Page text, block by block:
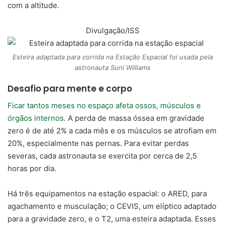
com a altitude.
Divulgação/ISS
Esteira adaptada para corrida na Estação Espacial foi usada pela
astronauta Suni Williams
Desafio para mente e corpo
Ficar tantos meses no espaço afeta ossos, músculos e
órgãos internos. A perda de massa óssea em gravidade
zero é de até 2% a cada mês e os músculos se atrofiam em
20%, especialmente nas pernas. Para evitar perdas
severas, cada astronauta se exercita por cerca de 2,5
horas por dia.
Há três equipamentos na estação espacial: o ARED, para
agachamento e musculação; o CEVIS, um elíptico adaptado
para a gravidade zero, e o T2, uma esteira adaptada. Esses